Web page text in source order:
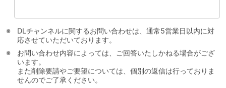
DLチャンネルに関するお問い合わせは、通常5営業日以内に対
応させていただいております。
お問い合わせ内容によっては、ご回答いたしかねる場合がござ
います。
また削除要請やご要望については、個別の返信は行っておりま
せんのでご了承ください。